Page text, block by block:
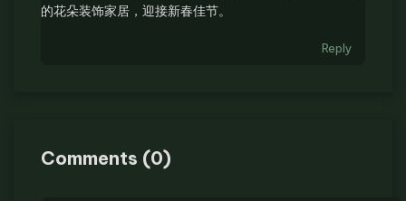
的花朵装饰家居，迎接新春佳节。
Reply
Comments (0)